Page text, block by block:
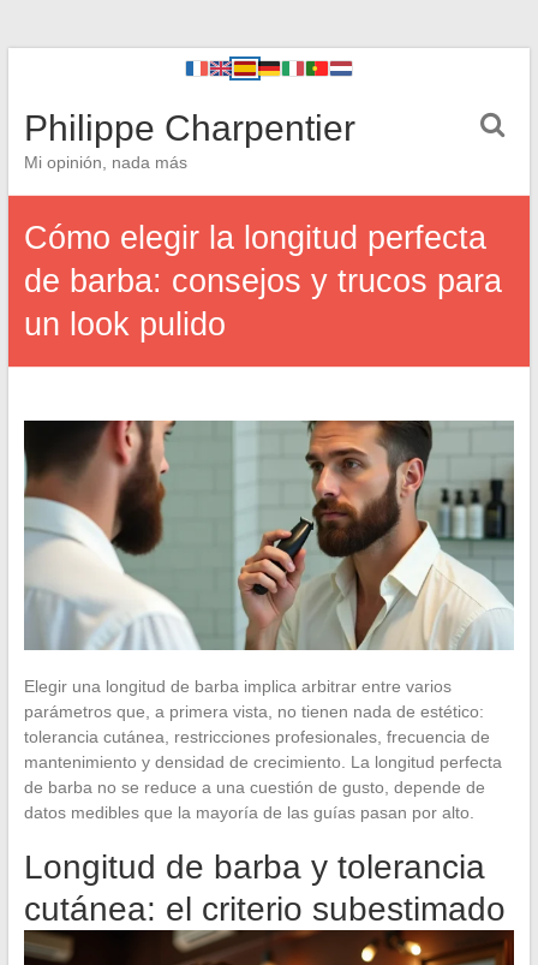
Philippe Charpentier
Mi opinión, nada más
Cómo elegir la longitud perfecta
de barba: consejos y trucos para
un look pulido
Elegir una longitud de barba implica arbitrar entre varios
parámetros que, a primera vista, no tienen nada de estético:
tolerancia cutánea, restricciones profesionales, frecuencia de
mantenimiento y densidad de crecimiento. La longitud perfecta
de barba no se reduce a una cuestión de gusto, depende de
datos medibles que la mayoría de las guías pasan por alto.
Longitud de barba y tolerancia
cutánea: el criterio subestimado